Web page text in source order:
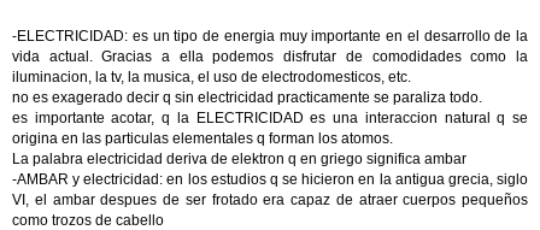
-ELECTRICIDAD: es un tipo de energia muy importante en el desarrollo de la
vida actual. Gracias a ella podemos disfrutar de comodidades como la
iluminacion, la tv, la musica, el uso de electrodomesticos, etc.
no es exagerado decir q sin electricidad practicamente se paraliza todo.
es importante acotar, q la ELECTRICIDAD es una interaccion natural q se
origina en las particulas elementales q forman los atomos.
La palabra electricidad deriva de elektron q en griego significa ambar
-AMBAR y electricidad: en los estudios q se hicieron en la antigua grecia, siglo
VI, el ambar despues de ser frotado era capaz de atraer cuerpos pequeños
como trozos de cabello